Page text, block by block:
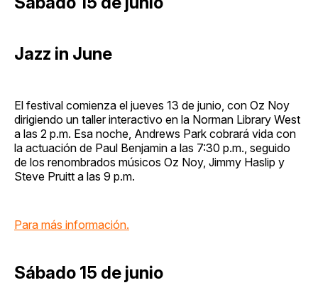
Jazz in June
El festival comienza el jueves 13 de junio, con Oz Noy
dirigiendo un taller interactivo en la Norman Library West
a las 2 p.m. Esa noche, Andrews Park cobrará vida con
la actuación de Paul Benjamin a las 7:30 p.m., seguido
de los renombrados músicos Oz Noy, Jimmy Haslip y
Steve Pruitt a las 9 p.m.
Para más información.
Sábado 15 de junio